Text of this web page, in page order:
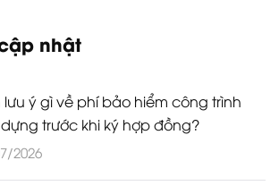
nhật
lưu ý gì về phí bảo hiểm công trình
trước khi ký hợp đồng?
2026